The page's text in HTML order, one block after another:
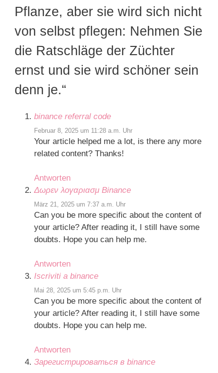
Pflanze, aber sie wird sich nicht
von selbst pflegen: Nehmen Sie
die Ratschläge der Züchter
ernst und sie wird schöner sein
denn je.“
binance referral code
Februar 8, 2025 um 11:28 a.m. Uhr
Your article helped me a lot, is there any more
related content? Thanks!
Antworten
Δωρεν λογαριασμ Binance
März 21, 2025 um 7:37 a.m. Uhr
Can you be more specific about the content of
your article? After reading it, I still have some
doubts. Hope you can help me.
Antworten
Iscriviti a binance
Mai 28, 2025 um 5:45 p.m. Uhr
Can you be more specific about the content of
your article? After reading it, I still have some
doubts. Hope you can help me.
Antworten
Зарегистрироваться в binance